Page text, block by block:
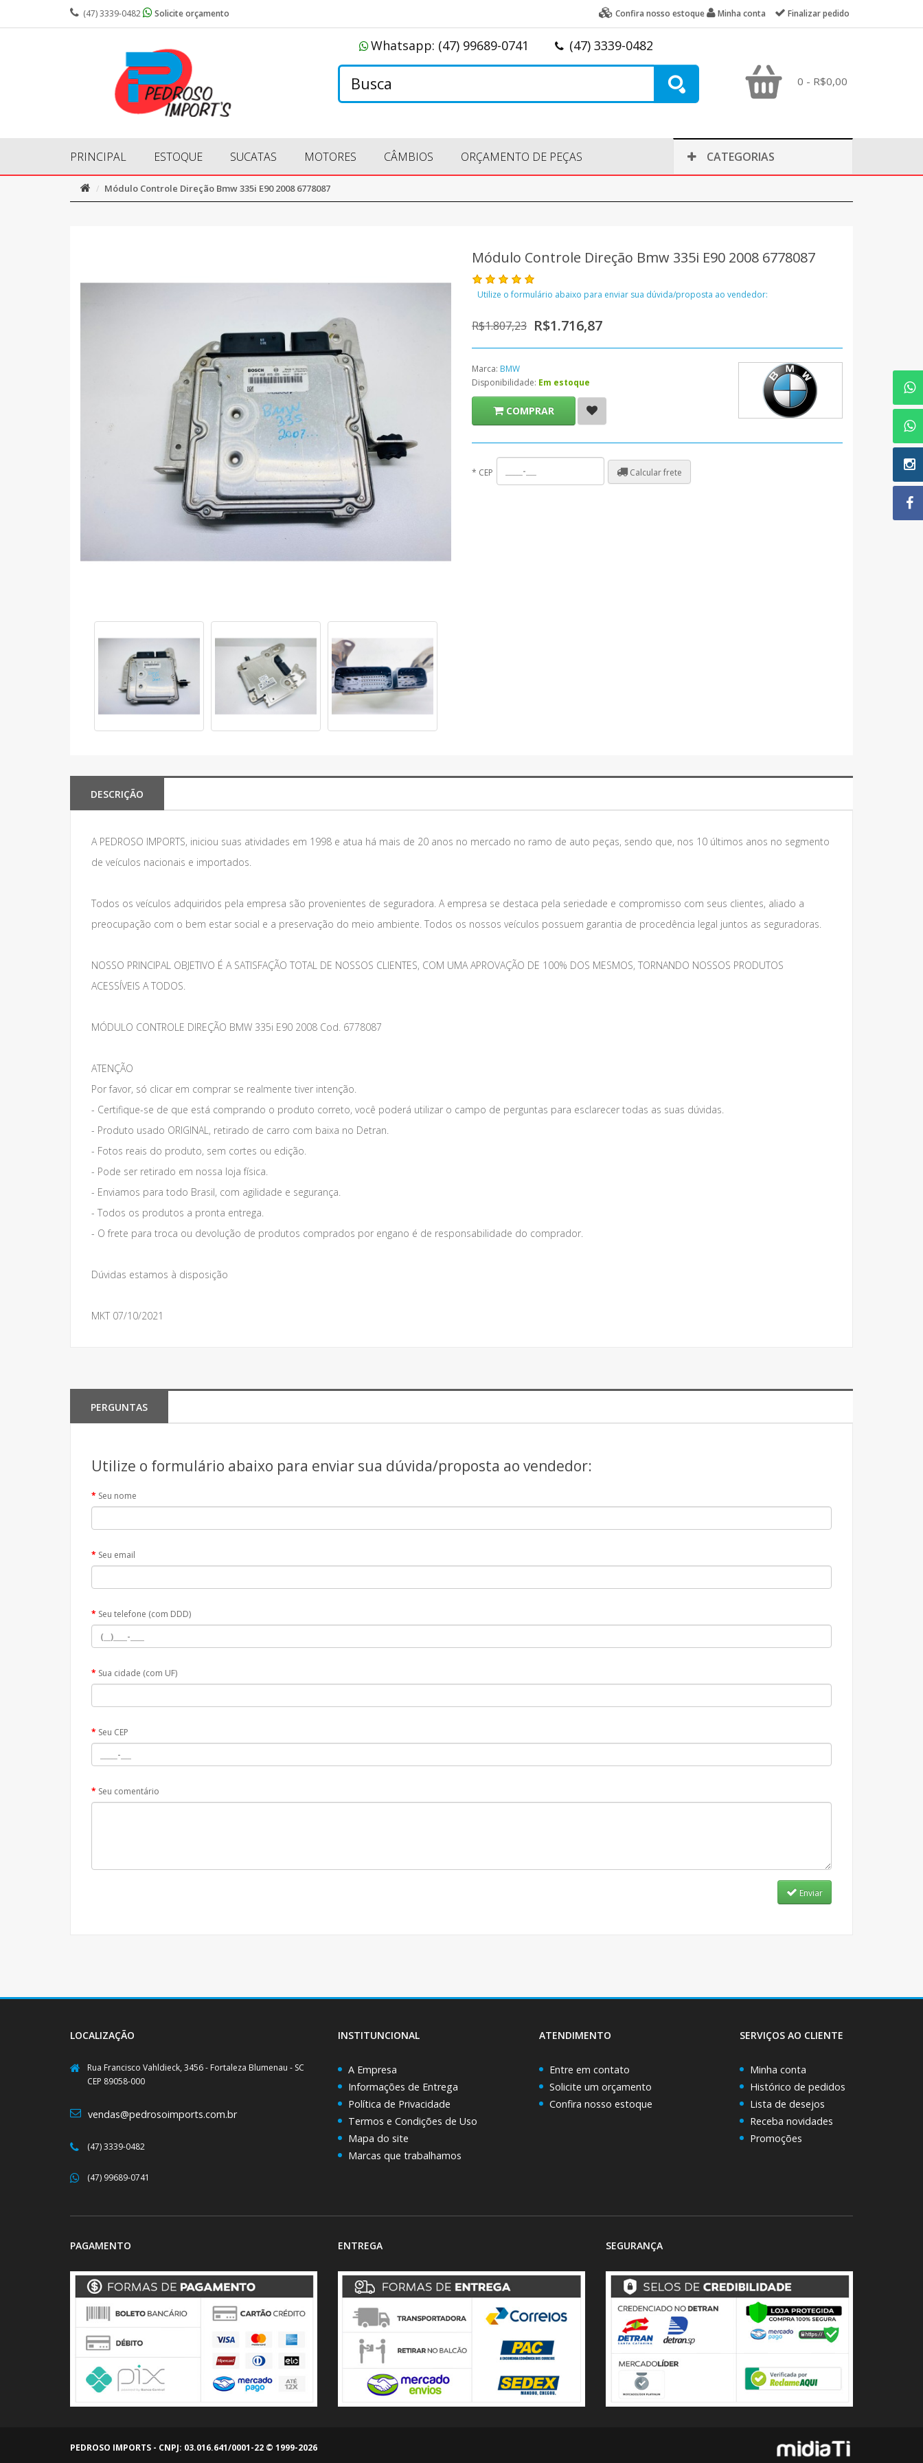
(47) 3339-0482 Solicite orçamento Confira nosso estoque Minha conta Finalizar pedido
Whatsapp: (47) 99689-0741 (47) 3339-0482
0 - R$0,00
PRINCIPAL ESTOQUE SUCATAS MOTORES CÂMBIOS ORÇAMENTO DE PEÇAS CATEGORIAS
Módulo Controle Direção Bmw 335i E90 2008 6778087
Módulo Controle Direção Bmw 335i E90 2008 6778087
Utilize o formulário abaixo para enviar sua dúvida/proposta ao vendedor:
R$1.807,23 R$1.716,87
Marca: BMW
Disponibilidade: Em estoque
COMPRAR
* CEP Calcular frete
DESCRIÇÃO
A PEDROSO IMPORTS, iniciou suas atividades em 1998 e atua há mais de 20 anos no mercado no ramo de auto peças, sendo que, nos 10 últimos anos no segmento
de veículos nacionais e importados.
Todos os veículos adquiridos pela empresa são provenientes de seguradora. A empresa se destaca pela seriedade e compromisso com seus clientes, aliado a
preocupação com o bem estar social e a preservação do meio ambiente. Todos os nossos veículos possuem garantia de procedência legal juntos as seguradoras.
NOSSO PRINCIPAL OBJETIVO É A SATISFAÇÃO TOTAL DE NOSSOS CLIENTES, COM UMA APROVAÇÃO DE 100% DOS MESMOS, TORNANDO NOSSOS PRODUTOS
ACESSÍVEIS A TODOS.
MÓDULO CONTROLE DIREÇÃO BMW 335i E90 2008 Cod. 6778087
ATENÇÃO
Por favor, só clicar em comprar se realmente tiver intenção.
- Certifique-se de que está comprando o produto correto, você poderá utilizar o campo de perguntas para esclarecer todas as suas dúvidas.
- Produto usado ORIGINAL, retirado de carro com baixa no Detran.
- Fotos reais do produto, sem cortes ou edição.
- Pode ser retirado em nossa loja física.
- Enviamos para todo Brasil, com agilidade e segurança.
- Todos os produtos a pronta entrega.
- O frete para troca ou devolução de produtos comprados por engano é de responsabilidade do comprador.
Dúvidas estamos à disposição
MKT 07/10/2021
PERGUNTAS
Utilize o formulário abaixo para enviar sua dúvida/proposta ao vendedor:
Seu nome
Seu email
Seu telefone (com DDD)
Sua cidade (com UF)
Seu CEP
Seu comentário
Enviar
LOCALIZAÇÃO
Rua Francisco Vahldieck, 3456 - Fortaleza Blumenau - SC
CEP 89058-000
vendas@pedrosoimports.com.br
(47) 3339-0482
(47) 99689-0741
INSTITUNCIONAL
A Empresa
Informações de Entrega
Política de Privacidade
Termos e Condições de Uso
Mapa do site
Marcas que trabalhamos
ATENDIMENTO
Entre em contato
Solicite um orçamento
Confira nosso estoque
SERVIÇOS AO CLIENTE
Minha conta
Histórico de pedidos
Lista de desejos
Receba novidades
Promoções
PAGAMENTO ENTREGA SEGURANÇA
PEDROSO IMPORTS - CNPJ: 03.016.641/0001-22 © 1999-2026